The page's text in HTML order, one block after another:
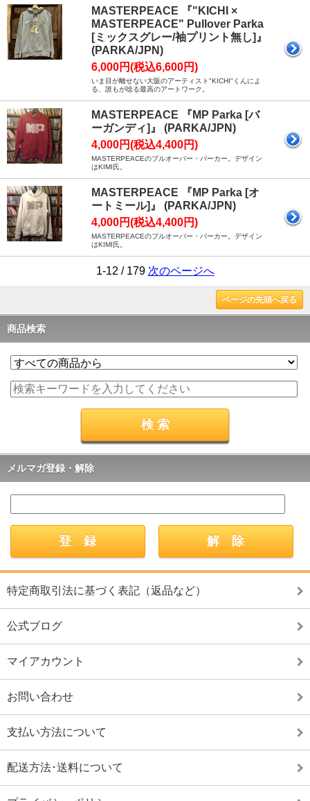
MASTERPEACE 『"KICHI ×
MASTERPEACE" Pullover Parka
[ミックスグレー/袖プリント無し]』
(PARKA/JPN)
6,000円(税込6,600円)
いま目が離せない大阪のアーティスト"KICHI"くんによ
る、誰もが唸る最高のアートワーク。
MASTERPEACE 『MP Parka [バ
ーガンディ]』 (PARKA/JPN)
4,000円(税込4,400円)
MASTERPEACEのプルオーバー・パーカー。デザイン
はKIMI氏。
MASTERPEACE 『MP Parka [オ
ートミール]』 (PARKA/JPN)
4,000円(税込4,400円)
MASTERPEACEのプルオーバー・パーカー。デザイン
はKIMI氏。
1-12 / 179 次のページへ
ページの先頭へ戻る
商品検索
メルマガ登録・解除
特定商取引法に基づく表記（返品など）
公式ブログ
マイアカウント
お問い合わせ
支払い方法について
配送方法･送料について